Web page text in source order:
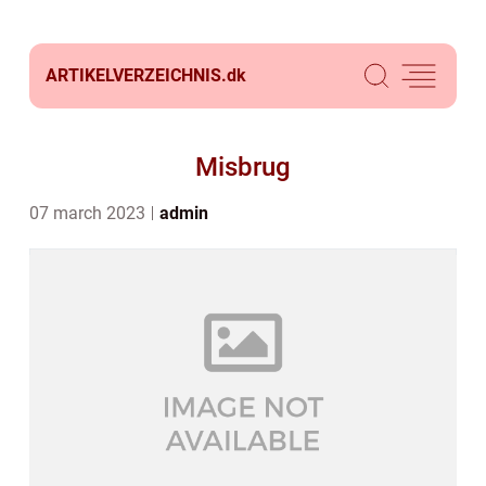
ARTIKELVERZEICHNIS.dk
Misbrug
07 march 2023 admin